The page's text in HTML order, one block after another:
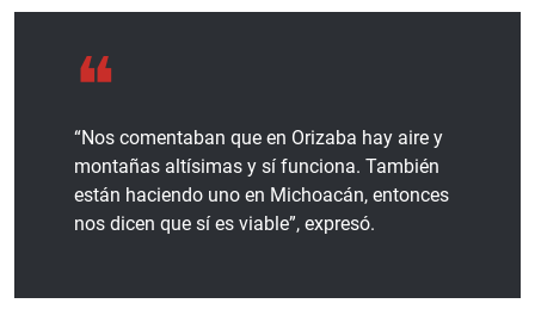
“Nos comentaban que en Orizaba hay aire y
montañas altísimas y sí funciona. También
están haciendo uno en Michoacán, entonces
nos dicen que sí es viable”, expresó.